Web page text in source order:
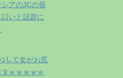
シアのJCの発
いと話題に
ｺして女がお尻
ｗｗｗｗｗ